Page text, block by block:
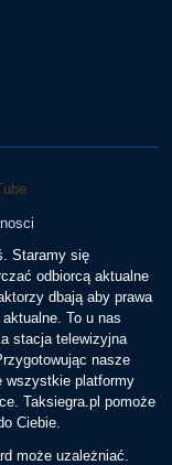
Staramy się
odbiorcą aktualne
dbają aby prawa
To u nas
stacja telewizyjna
nasze
wszystkie platformy
Taksiegra.pl pomoże
Ciebie.
może uzależniać.